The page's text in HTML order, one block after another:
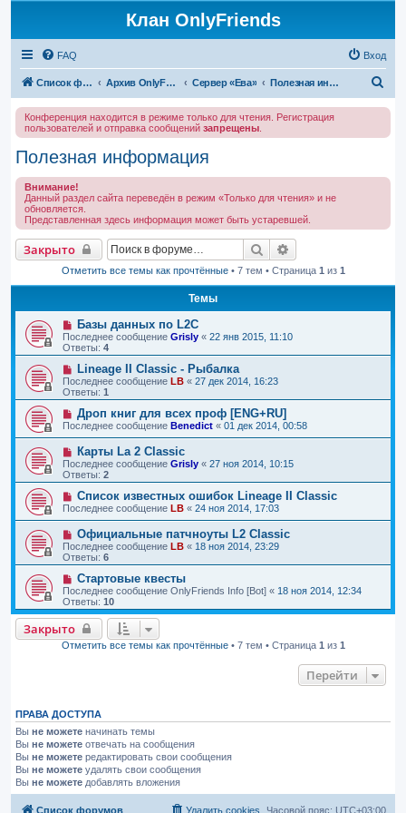
Клан OnlyFriends
FAQ Вход
Список форумов Архив OnlyFriends Сервер «Ева» Полезная информация
Конференция находится в режиме только для чтения. Регистрация
пользователей и отправка сообщений запрещены
Полезная информация
Внимание!
Данный раздел сайта переведён в режим «Только для чтения» и не
обновляется.
Представленная здесь информация может быть устаревшей.
Закрыто Поиск
Отметить все темы как прочтённые• 7 тем • Страница 1 из 1
Темы
Базы данных по L2C
Последнее сообщение Grisly « 22 янв 2015, 11:10
Ответы: 4
Lineage II Classic - Рыбалка
Последнее сообщение LB « 27 дек 2014, 16:23
Ответы: 1
Дроп книг для всех проф [ENG+RU]
Последнее сообщение Benedict « 01 дек 2014, 00:58
Карты La 2 Classic
Последнее сообщение Grisly « 27 ноя 2014, 10:15
Ответы: 2
Список известных ошибок Lineage II Classic
Последнее сообщение LB « 24 ноя 2014, 17:03
Официальные патчноуты L2 Classic
Последнее сообщение LB « 18 ноя 2014, 23:29
Ответы: 6
Стартовые квесты
Последнее сообщение OnlyFriends Info [Bot] « 18 ноя 2014, 12:34
Ответы: 10
Закрыто
Отметить все темы как прочтённые• 7 тем • Страница 1 из 1
Перейти
ПРАВА ДОСТУПА
Вы не можете начинать темы
Вы не можете отвечать на сообщения
Вы не можете редактировать свои сообщения
Вы не можете удалять свои сообщения
Вы не можете добавлять вложения
Список форумов Часовой пояс: UTC+03:00
Удалить cookies